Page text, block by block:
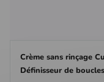
Crème sans rinçage
Définisseur de